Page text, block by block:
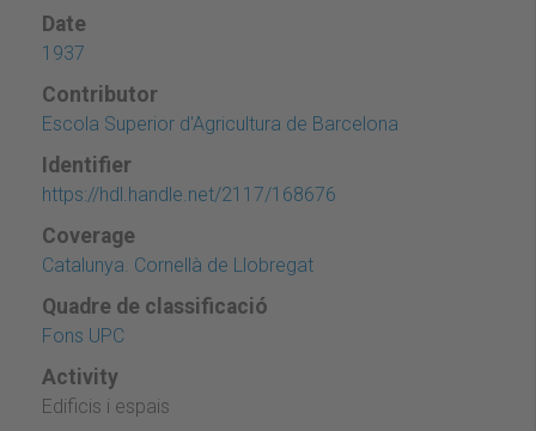
Date
1937
Contributor
Escola Superior d'Agricultura de Barcelona
Identifier
https://hdl.handle.net/2117/168676
Coverage
Catalunya. Cornellà de Llobregat
Quadre de classificació
Fons UPC
Activity
Edificis i espais